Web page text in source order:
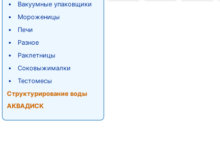
Вакуумные упаковщики
Мороженицы
Печи
Разное
Раклетницы
Соковыжималки
Тестомесы
Структурирование воды
АКВАДИСК